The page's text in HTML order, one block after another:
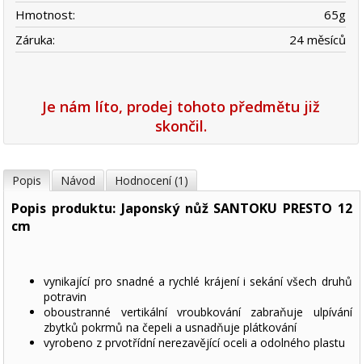
Hmotnost:
65g
Záruka:
24 měsíců
Je nám líto, prodej tohoto předmětu již
skončil.
Popis Návod Hodnocení (1)
Popis produktu: Japonský nůž SANTOKU PRESTO 12
cm
vynikající pro snadné a rychlé krájení i sekání všech druhů
potravin
oboustranné vertikální vroubkování zabraňuje ulpívání
zbytků pokrmů na čepeli a usnadňuje plátkování
vyrobeno z prvotřídní nerezavějící oceli a odolného plastu